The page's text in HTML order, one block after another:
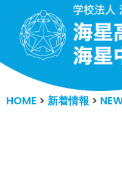
コ
テ
ツ
HOME > 新着情報>